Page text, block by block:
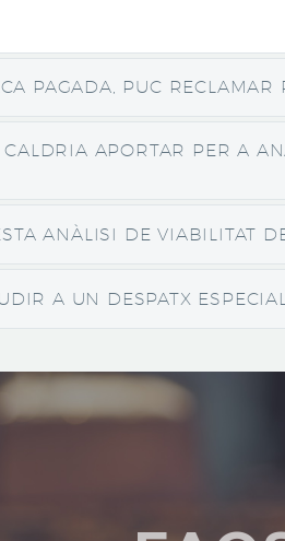
PAGADA, PUC RECLAMAR
APORTAR PER A
ANÀLISI DE VIABILITAT
A UN DESPATX